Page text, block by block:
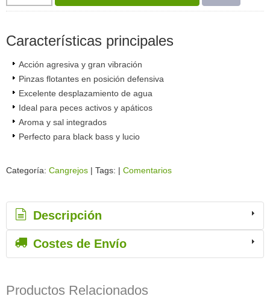
Características principales
Acción agresiva y gran vibración
Pinzas flotantes en posición defensiva
Excelente desplazamiento de agua
Ideal para peces activos y apáticos
Aroma y sal integrados
Perfecto para black bass y lucio
Categoría: Cangrejos | Tags: | Comentarios
Descripción
Costes de Envío
Productos Relacionados